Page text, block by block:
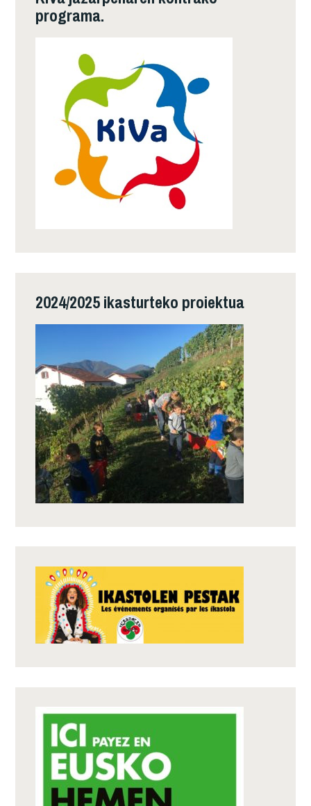
programa.
2024/2025 ikasturteko proiektua